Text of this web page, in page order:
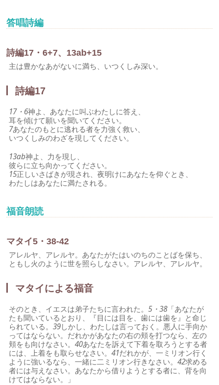
答唱詩編
詩編17・6+7、13ab+15
主は豊かなあがないに満ち、いつくしみ深い。
詩編17
17・6神よ、あなたに叫ぶわたしに答え、
耳を傾けて願いを聞いてください。
7あなたのもとに逃れる者を力強く救い、
いつくしみのわざを現してください。
13ab神よ、力を現し、
彼らに立ち向かってください。
15正しいさばきが現され、夜明けにあなたを仰ぐとき、
わたしはあなたに満たされる。
福音朗読
マタイ5・38-42
アレルヤ、アレルヤ。あなたがたはいのちのことばを保ち、
ともし火のように世を照らしなさい。アレルヤ、アレルヤ。
マタイによる福音
そのとき、イエスは弟子たちに言われた。5・38「あなたが
たも聞いているとおり、『目には目を、歯には歯を』と命じ
られている。39しかし、わたしは言っておく。悪人に手向か
ってはならない。だれかがあなたの右の頬を打つなら、左の
頬をも向けなさい。40あなたを訴えて下着を取ろうとする者
には、上着をも取らせなさい。41だれかが、一ミリオン行く
ように強いるなら、一緒に二ミリオン行きなさい。42求める
者には与えなさい。あなたから借りようとする者に、背を向
けてはならない。」